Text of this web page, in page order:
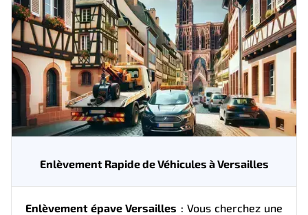
Enlèvement Rapide de Véhicules à Versailles
Enlèvement épave Versailles : Vous cherchez une